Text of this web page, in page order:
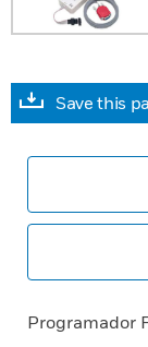
Save this
Programador